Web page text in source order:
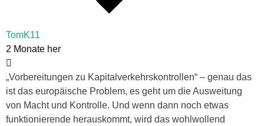
TomK11
2 Monate her
„Vorbereitungen zu Kapitalverkehrskontrollen“ – genau das
ist das europäische Problem, es geht um die Ausweitung
von Macht und Kontrolle. Und wenn dann noch etwas
funktionierende herauskommt, wird das wohlwollend